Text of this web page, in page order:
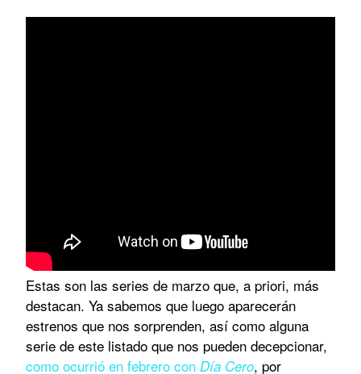
Estas son las series de marzo que, a priori, más
destacan. Ya sabemos que luego aparecerán
estrenos que nos sorprenden, así como alguna
serie de este listado que nos pueden decepcionar,
como ocurrió en febrero con Día Cero, por